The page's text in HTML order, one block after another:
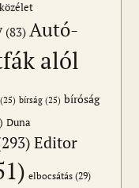
(83) Autó-
alól
(25) bírság (25) bíróság
Duna
Editor
elbocsátás (29)